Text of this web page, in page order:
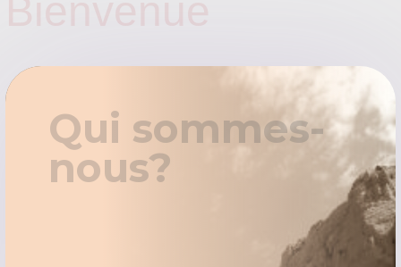
Qui sommes-
nous?